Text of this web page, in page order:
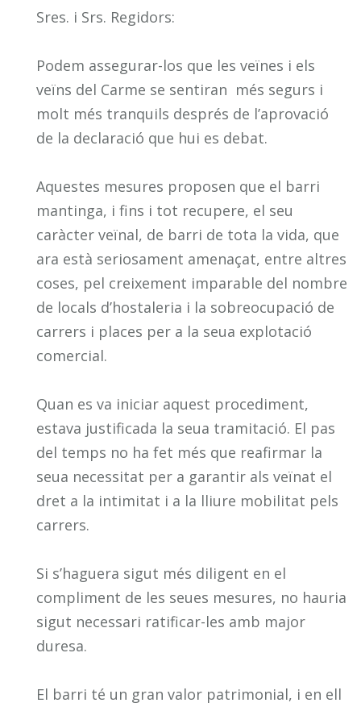
Sres. i Srs. Regidors:
Podem assegurar-los que les veïnes i els
veïns del Carme se sentiran més segurs i
molt més tranquils després de l’aprovació
de la declaració que hui es debat.
Aquestes mesures proposen que el barri
mantinga, i fins i tot recupere, el seu
caràcter veïnal, de barri de tota la vida, que
ara està seriosament amenaçat, entre altres
coses, pel creixement imparable del nombre
de locals d’hostaleria i la sobreocupació de
carrers i places per a la seua explotació
comercial.
Quan es va iniciar aquest procediment,
estava justificada la seua tramitació. El pas
del temps no ha fet més que reafirmar la
seua necessitat per a garantir als veïnat el
dret a la intimitat i a la lliure mobilitat pels
carrers.
Si s’haguera sigut més diligent en el
compliment de les seues mesures, no hauria
sigut necessari ratificar-les amb major
duresa.
El barri té un gran valor patrimonial, i en ell